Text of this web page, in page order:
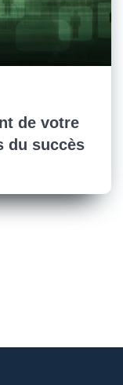
de votre
du succès